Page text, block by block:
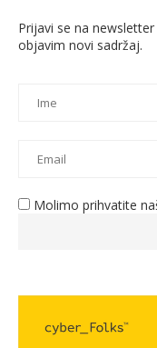
Prijavi se na
objavim novi sadržaj.
Molimo prihvatite